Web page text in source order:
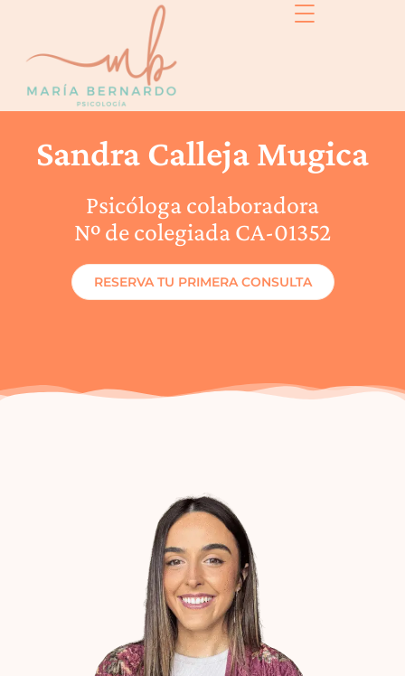
Sandra Calleja Mugica
Psicóloga colaboradora
Nº de colegiada CA-01352
RESERVA TU PRIMERA CONSULTA